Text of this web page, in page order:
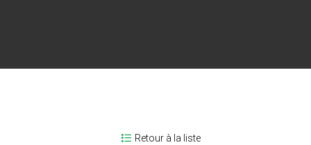
Retour à la liste